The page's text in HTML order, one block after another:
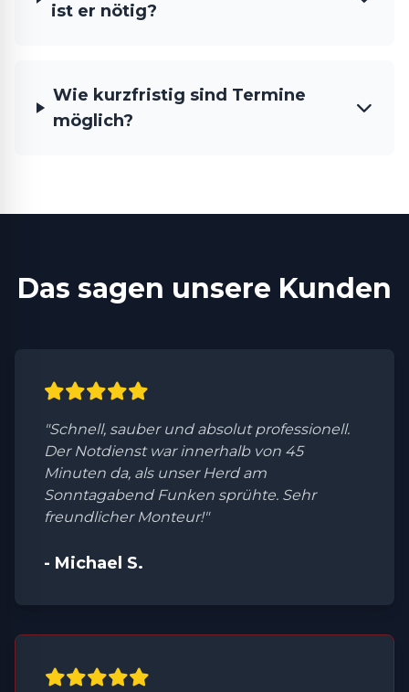
ist er nötig?
Wie kurzfristig sind Termine
möglich?
Das sagen unsere Kunden
"Schnell, sauber und absolut professionell.
Der Notdienst war innerhalb von 45
Minuten da, als unser Herd am
Sonntagabend Funken sprühte. Sehr
freundlicher Monteur!"
- Michael S.